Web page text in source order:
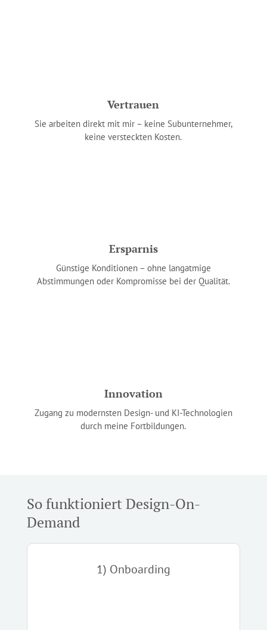
Vertrauen
Sie arbeiten direkt mit mir – keine Sub­unternehmer,
keine versteckten Kosten.
Ersparnis
Günstige Konditionen – ohne langatmige
Abstimmungen oder Kompromisse bei der Qualität.
Innovation
Zugang zu modernsten Design- und KI-Technologien
durch meine Fortbildungen.
So funktioniert Design-On-
Demand
1) Onboarding